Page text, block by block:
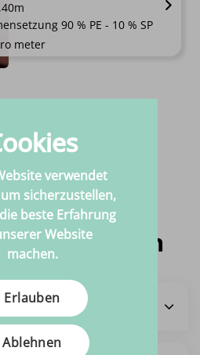
90 % PE - 10 % SP
meter
bekeken!
Fragen
verwendet
sicherzustellen,
beste Erfahrung
Website
machen.
Erlauben
Ablehnen